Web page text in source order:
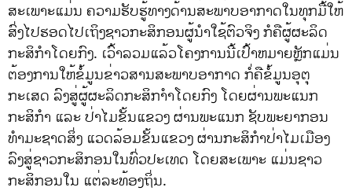
ສະເພາະແມ່ນ ຄວາມຮັບຮູ້ທາງດ້ານສະພາບອາກາດໃນທຸກມື້ໃຫ້
ສົ່ງໄປຮອດໄປເຖິງຊາວກະສິກອນຜູ້ນໍາໃຊ້ຕົວຈິງ ກໍຄືຜູ້ຜະລິດ
ກະສິກໍາໂດຍກົງ. ເວົ້າລວມແລ້ວໂຄງການນີ້ເປົ້າຫມາຍຫຼັກແມ່ນ
ຕ້ອງການໃຫ້ຂໍ້ມູນຂ່າວສານສະພາບອາກາດ ກໍ່ຄືຂໍ້ມູນອຸຕຸ
ກະເສດ ລົງສູ່ຜູ້ຜະລິດກະສິກາຳໂດຍກົງ ໂດຍຜ່ານພະແນກ
ກະສິກຳ ແລະ ປ່າໄມຂັ້ນແຂວງ ຜ່ານພະແນກ ຊັບພະຍາກອນ
ທໍາມະຊາດສິ່ງ ແວດລ້ອມຂັ້ນແຂວງ ຜ່ານກະສິກຳປ່າໄມເມືອງ
ລົງສູ່ຊາວກະສິກອນໃນທົ່ວປະເທດ ໂດຍສະເພາະ ແມ່ນຊາວ
ກະສິກອນໃນ ແຕ່ລະທ້ອງຖິ່ນ.